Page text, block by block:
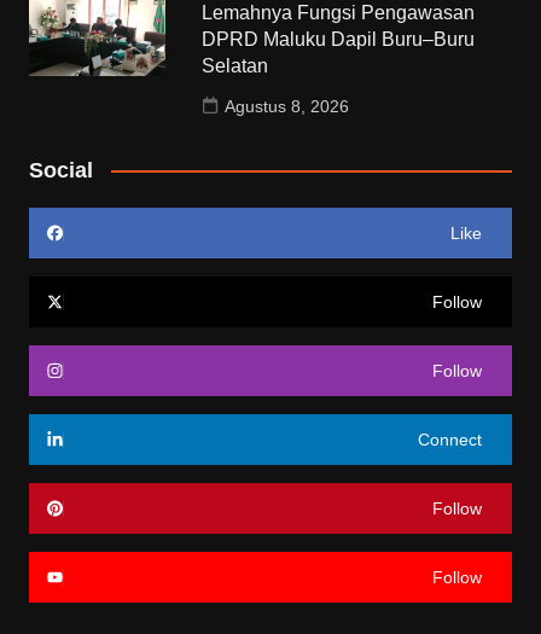
Lemahnya Fungsi Pengawasan
DPRD Maluku Dapil Buru–Buru
Selatan
Agustus 8, 2026
Social
Like
Follow
Follow
Connect
Follow
Follow